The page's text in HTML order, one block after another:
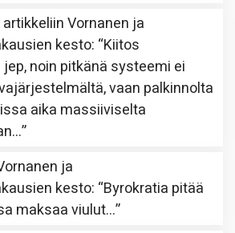
artikkeliinVornanen ja
kesto: “Kiitos
noin pitkänä systeemi ei
vaan palkinnolta
aika massiiviselta
”
ja
kesto: “Byrokratia pitää
maksaa viulut…”